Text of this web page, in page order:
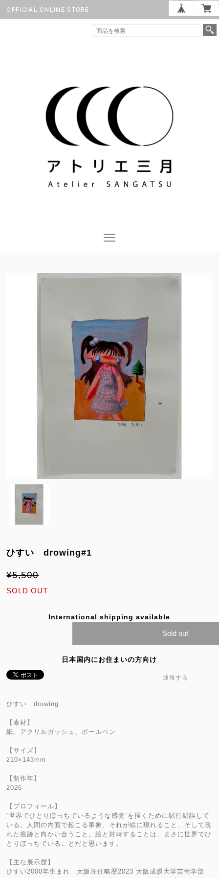
OFFICIAL ONLINE STORE
ひすい drowing#1
¥5,500
SOLD OUT
International shipping available
Sold out
日本国内にお住まいの方向け
通報する
ひすい drowing
【素材】
紙、アクリルガッシュ、ボールペン
【サイズ】
210×143mm
【制作年】
2026
【プロフィール】
“世界でひとりぼっちでいるような感覚”を描くために試行錯誤して
いる。人間の内面で起こる事象、それが絵に現れること、そして現
れた痕跡と向かい合うこと。絵と対峙することは、まさに世界でひ
とりぼっちでいることだと思います。
【主な展示歴】
ひすい2000年生まれ 大阪在住略歴2023 大阪成蹊大学芸術学部